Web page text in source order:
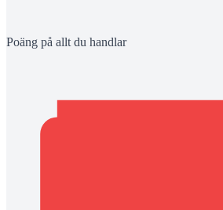
Poäng på allt du handlar